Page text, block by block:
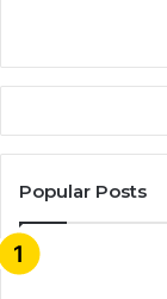
Popular Posts